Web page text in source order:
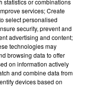
éphémère
services; Create
select personalised
security, prevent and
advertising and content;
technologies may
browsing data to offer
on information actively
and combine data from
devices based on